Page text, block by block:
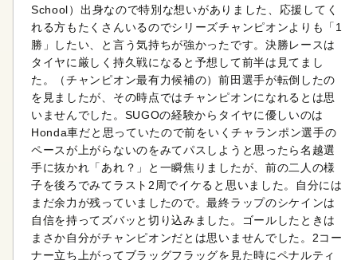
School）出身なので特別な想いがありました、応援してく
れる方もたくさんいるのでシリーズチャンピオンよりも「1
勝」したい、と言う気持ちが強かったです。決勝レースは
タイヤに厳しく持久戦になると予想して前半は見てまし
た。（チャンピオン最有力候補の）前田選手が転倒したの
を見ましたが、その時点ではチャンピオンになれるとは思
いませんでした。SUGOの経験からタイヤに優しいのは
Honda車だと思っていたので前をいくチャランポン選手の
ペースが上がらないのをみてパスしようと思ったら名越選
手に抜かれ「あれ？」と一瞬焦りましたが、前の二人の様
子を後ろでみてラスト2周でイケると思いました。自分には
まだ余力が残っていましたので。最終ラップのシケインは
自信を持ってズバッと切り込みました。ゴールしたときは
まさか自分がチャンピオンだとは思いませんでした。2コー
ナー立ち上がってブラッグフラッグを見た時にペナルティ